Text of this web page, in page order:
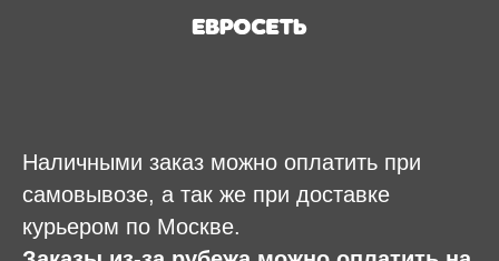
Наличными заказ можно оплатить при
самовывозе, а так же при доставке
курьером по Москве.